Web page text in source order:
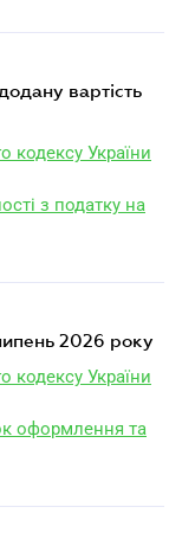
вартість
кодексу України
з податку на
2026 року
кодексу України
оформлення та